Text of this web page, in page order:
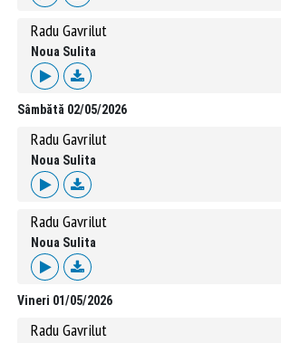
Radu Gavrilut
Noua Sulita
Sâmbătă 02/05/2026
Radu Gavrilut
Noua Sulita
Radu Gavrilut
Noua Sulita
Vineri 01/05/2026
Radu Gavrilut